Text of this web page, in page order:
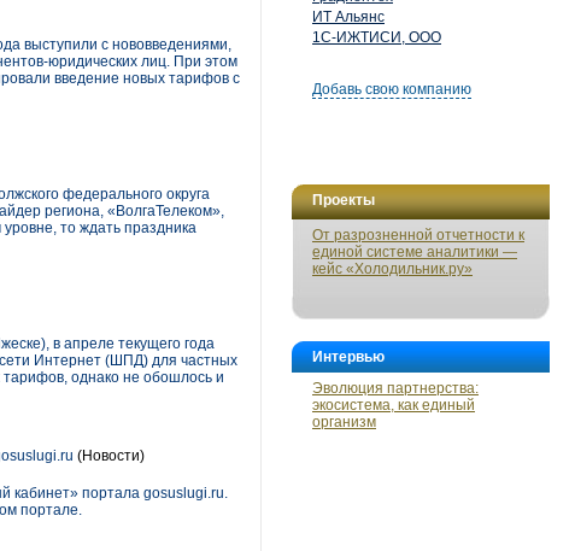
ИТ Альянс
1С-ИЖТИСИ, ООО
Добавь свою компанию
Проекты
От разрозненной отчетности к
единой системе аналитики —
кейс «Холодильник.ру»
Интервью
Эволюция партнерства:
экосистема, как единый
организм
выступили с нововведениями,
юридических лиц. При этом
введение новых тарифов с
федерального округа
региона, «ВолгаТелеком»,
то ждать праздника
в апреле текущего года
Интернет (ШПД) для частных
однако не обошлось и
(Новости)
кабинет» портала gosuslugi.ru.
портале.